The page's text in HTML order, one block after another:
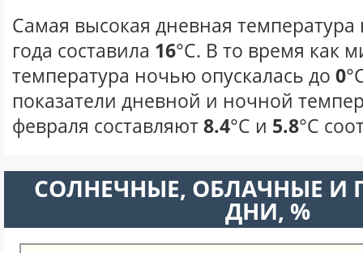
Самая высокая дневная температура
года составила 16°С. В то время как
температура ночью опускалась до 0
показатели дневной и ночной
февраля составляют8.4°С и 5.8°С
CОЛНЕЧНЫЕ, ОБЛАЧНЫЕ И
ДНИ, %